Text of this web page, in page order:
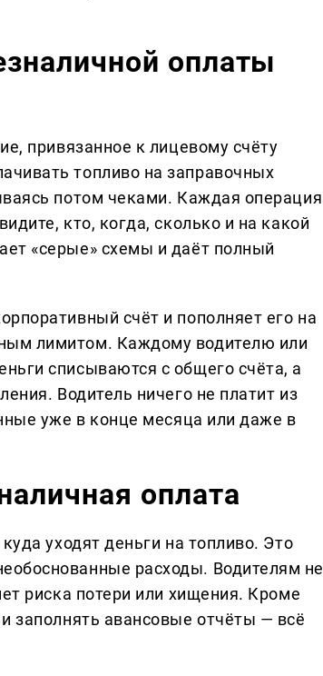
оплаты
привязанное к лицевому счёту
топливо на заправочных
потом чеками. Каждая операция
кто, когда, сколько и на какой
«серые» схемы и даёт полный
счёт и пополняет его на
лимитом. Каждому водителю или
списываются с общего счёта, а
Водитель ничего не платит из
уже в конце месяца или даже в
оплата
уходят деньги на топливо. Это
расходы. Водителям не
риска потери или хищения. Кроме
заполнять авансовые отчёты — всё